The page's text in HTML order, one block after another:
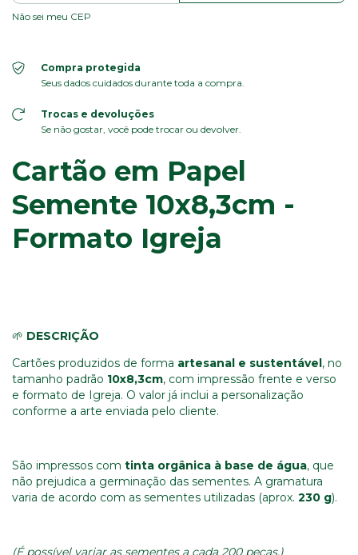
Não sei meu CEP
Compra protegida
Seus dados cuidados durante toda a compra.
Trocas e devoluções
Se não gostar, você pode trocar ou devolver.
Cartão em Papel
Semente 10x8,3cm -
Formato Igreja
🌱 DESCRIÇÃO
Cartões produzidos de forma artesanal e sustentável, no
tamanho padrão 10x8,3cm, com impressão frente e verso
e formato de Igreja. O valor já inclui a personalização
conforme a arte enviada pelo cliente.
São impressos com tinta orgânica à base de água, que
não prejudica a germinação das sementes. A gramatura
varia de acordo com as sementes utilizadas (aprox. 230 g).
(É possível variar as sementes a cada 200 peças.)